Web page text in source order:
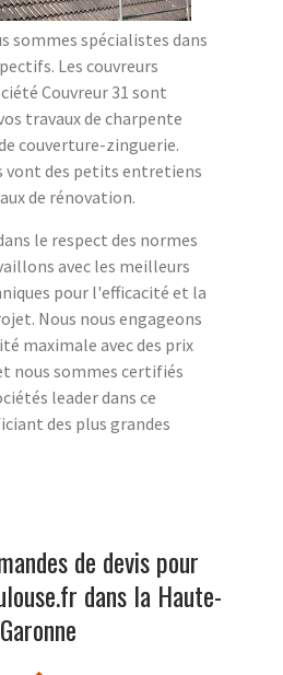
sommes spécialistes dans
Les couvreurs
Couvreur 31 sont
travaux de charpente
couverture-zinguerie.
vont des petits entretiens
de rénovation.
le respect des normes
avec les meilleurs
pour l'efficacité et la
Nous nous engageons
maximale avec des prix
nous sommes certifiés
leader dans ce
des plus grandes
de devis pour
dans la Haute-
Garonne